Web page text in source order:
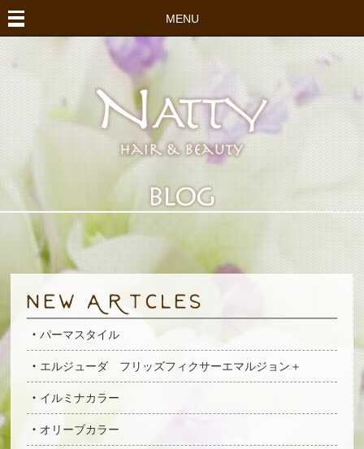
MENU
パーマスタイル
エルジューダ フリッズフィクサーエマルジョン＋
イルミナカラー
オリーブカラー